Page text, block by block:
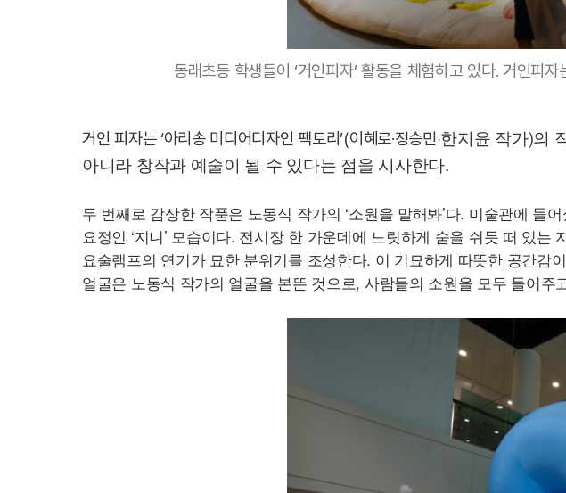
동래초등 학생들이 ‘거인피자’ 활동을 체험하고 있다. 거인피
거인 피자는 ‘아리송 미디어디자인 팩토리’(이혜로·정승민·한지윤 작가)의
아니라 창작과 예술이 될 수 있다는 점을 시사한다.
두 번째로 감상한 작품은 노동식 작가의 ‘소원을 말해봐’다. 미술관에 들
요정인 ‘지니’ 모습이다. 전시장 한 가운데에 느릿하게 숨을 쉬듯 떠 있
요술램프의 연기가 묘한 분위기를 조성한다. 이 기묘하게 따뜻한 공간
얼굴은 노동식 작가의 얼굴을 본뜬 것으로, 사람들의 소원을 모두 들어주